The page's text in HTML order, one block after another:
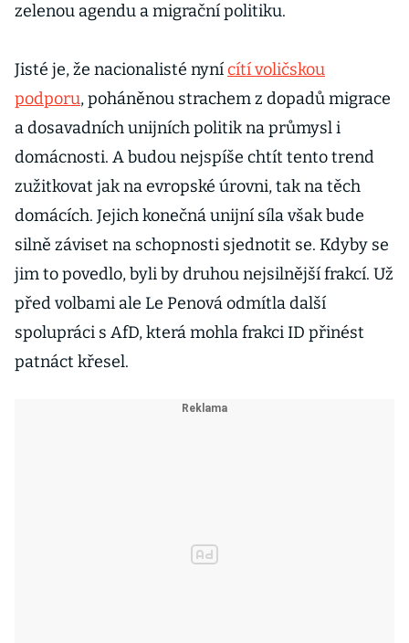
zelenou agendu a migrační politiku.
Jisté je, že nacionalisté nynícítí voličskou
podporu, poháněnou strachem z dopadů migrace
a dosavadních unijních politik na průmysl i
domácnosti. A budou nejspíše chtít tento trend
zužitkovat jak na evropské úrovni, tak na těch
domácích. Jejich konečná unijní síla však bude
silně záviset na schopnosti sjednotit se. Kdyby se
jim to povedlo, byli by druhou nejsilnější frakcí. Už
před volbami ale Le Penová odmítla další
spolupráci s AfD, která mohla frakci ID přinést
patnáct křesel.